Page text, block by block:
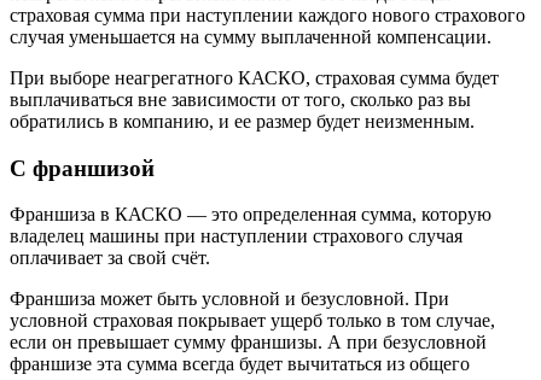
страховая сумма при наступлении каждого нового страхового
случая уменьшается на сумму выплаченной компенсации.
При выборе неагрегатного КАСКО, страховая сумма будет
выплачиваться вне зависимости от того, сколько раз вы
обратились в компанию, и ее размер будет неизменным.
С франшизой
Франшиза в КАСКО — это определенная сумма, которую
владелец машины при наступлении страхового случая
оплачивает за свой счёт.
Франшиза может быть условной и безусловной. При
условной страховая покрывает ущерб только в том случае,
если он превышает сумму франшизы. А при безусловной
франшизе эта сумма всегда будет вычитаться из общего